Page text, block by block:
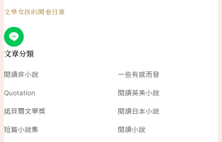
文學女孩的開卷日常
文章分類
閱讀非小說 一些有感而發
Quotation 閱讀英美小說
諾貝爾文學獎 閱讀日本小說
短篇小說集 閱讀小說